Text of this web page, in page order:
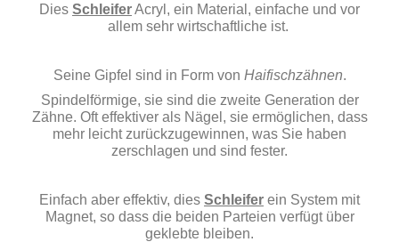
Dies SchleiferAcryl, ein Material, einfache und vor
allem sehr wirtschaftliche ist.
Seine Gipfel sind in Form von Haifischzähnen.
Spindelförmige, sie sind die zweite Generation der
Zähne. Oft effektiver als Nägel, sie ermöglichen, dass
mehr leicht zurückzugewinnen, was Sie haben
zerschlagen und sind fester.
Einfach aber effektiv, dies Schleifer ein System mit
Magnet, so dass die beiden Parteien verfügt über
geklebte bleiben.